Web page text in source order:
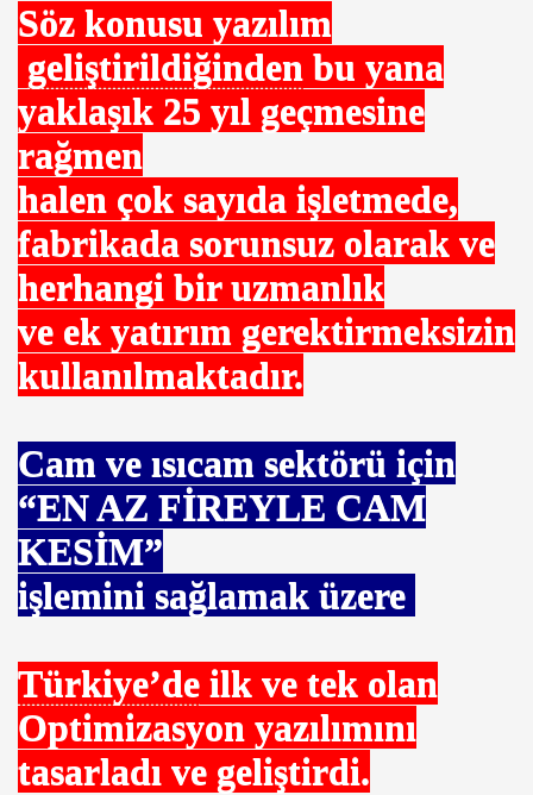
Söz konusu yazılım
geliştirildiğinden bu yana
yaklaşık 25 yıl geçmesine
rağmen
halen çok sayıda işletmede,
fabrikada sorunsuz olarak ve
herhangi bir uzmanlık
ve ek yatırım gerektirmeksizin
kullanılmaktadır.
Cam ve ısıcam sektörü için
“EN AZ FİREYLE CAM
KESİM”
işlemini sağlamak üzere
Türkiye’de ilk ve tek olan
Optimizasyon yazılımını
tasarladı ve geliştirdi.
Kaçar